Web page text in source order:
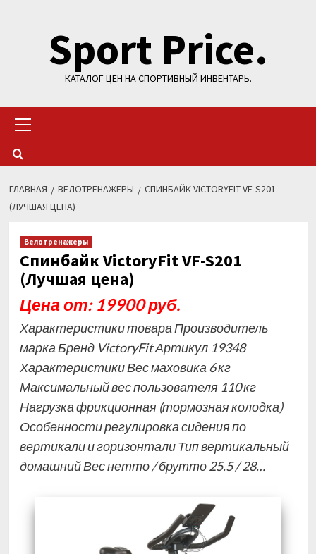
содержимомуSport Price.
КАТАЛОГ ЦЕН НА СПОРТИВНЫЙ ИНВЕНТАРЬ.
меню
ГЛАВНАЯ ВЕЛОТРЕНАЖЕРЫ
СПИНБАЙК VICTORYFIT VF-S201
(ЛУЧШАЯ ЦЕНА)
Велотренажеры
Спинбайк VictoryFit VF-S201
(Лучшая цена)
Цена от: 19900 руб.
Характеристики товара Производитель
марка Бренд VictoryFit Артикул 19348
Характеристики Вес маховика 6 кг
Максимальный вес пользователя 110 кг
Нагрузка фрикционная (тормозная колодка)
Особенности регулировка сидения по
вертикали и горизонтали Тип вертикальный
домашний Вес нетто / брутто 25.5 / 28…